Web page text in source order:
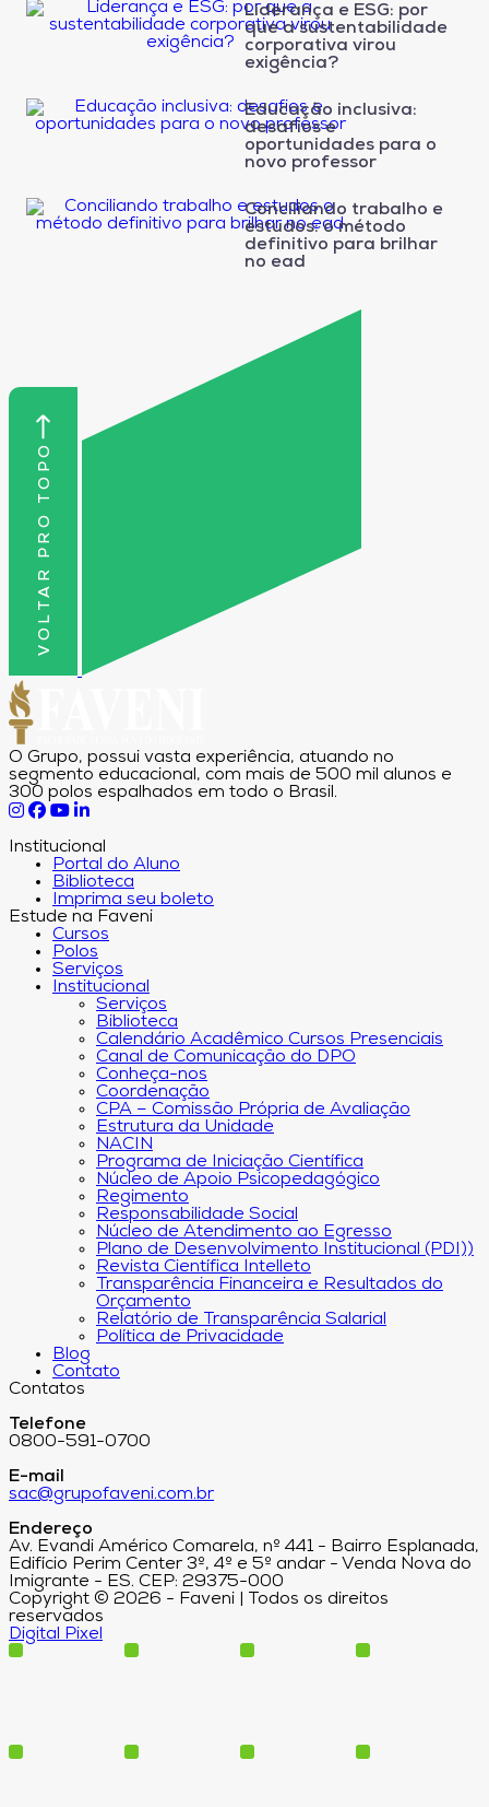
Liderança e ESG: por
que a sustentabilidade
corporativa virou
exigência?
Educação inclusiva:
desafios e
oportunidades para o
novo professor
Conciliando trabalho e
estudos: o método
definitivo para brilhar
no ead
VOLTAR PRO TOPO
O Grupo, possui vasta experiência, atuando no
segmento educacional, com mais de 500 mil alunos e
300 polos espalhados em todo o Brasil.
Institucional
Portal do Aluno
Biblioteca
Imprima seu boleto
Estude na Faveni
Cursos
Polos
Serviços
Institucional
Serviços
Biblioteca
Calendário Acadêmico Cursos Presenciais
Canal de Comunicação do DPO
Conheça-nos
Coordenação
CPA – Comissão Própria de Avaliação
Estrutura da Unidade
NACIN
Programa de Iniciação Científica
Núcleo de Apoio Psicopedagógico
Regimento
Responsabilidade Social
Núcleo de Atendimento ao Egresso
Plano de Desenvolvimento Institucional (PDI))
Revista Científica Intelleto
Transparência Financeira e Resultados do
Orçamento
Relatório de Transparência Salarial
Política de Privacidade
Blog
Contato
Contatos
Telefone
0800-591-0700
E-mail
sac@grupofaveni.com.br
Endereço
Av. Evandi Américo Comarela, nº 441 - Bairro Esplanada,
Edifício Perim Center 3º, 4º e 5º andar - Venda Nova do
Imigrante - ES. CEP: 29375-000
Copyright © 2026 - Faveni | Todos os direitos
reservados
Digital Pixel